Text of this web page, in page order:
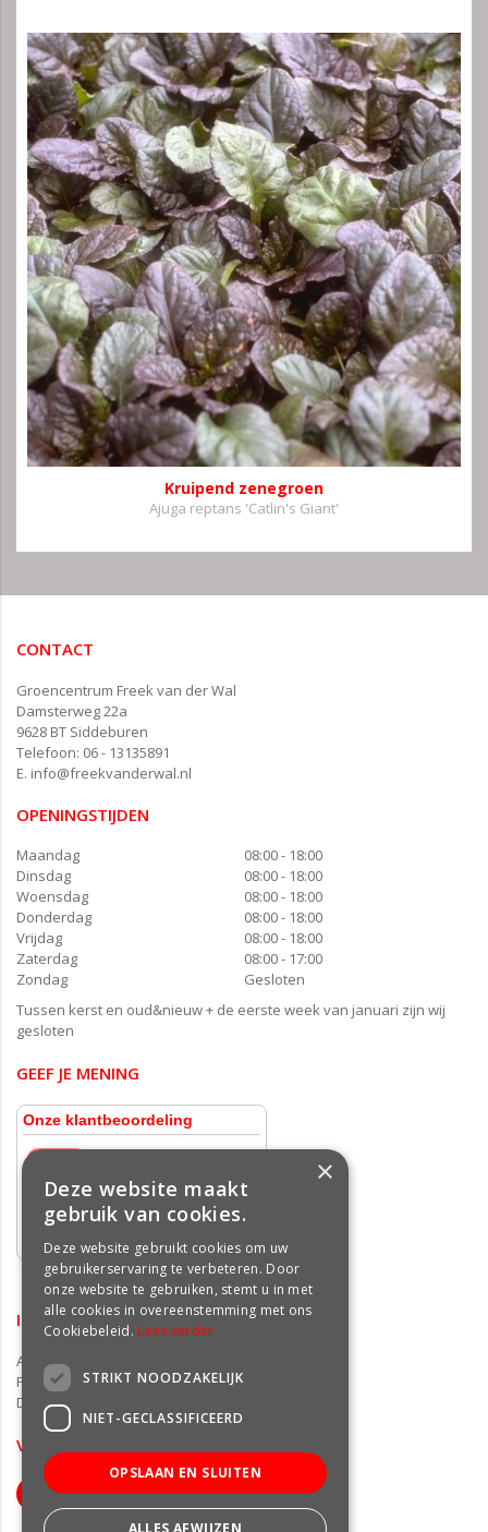
Kruipend zenegroen
Ajuga reptans 'Catlin's Giant'
CONTACT
Groencentrum Freek van der Wal
Damsterweg 22a
9628 BT Siddeburen
Telefoon: 06 - 13135891
E. info@freekvanderwal.nl
OPENINGSTIJDEN
Maandag
08:00 - 18:00
Dinsdag
08:00 - 18:00
Woensdag
08:00 - 18:00
Donderdag
08:00 - 18:00
Vrijdag
08:00 - 18:00
Zaterdag
08:00 - 17:00
Zondag
Gesloten
Tussen kerst en oud&nieuw + de eerste week van januari zijn wij
gesloten
GEEF JE MENING
INFORMATIE
Algemene voorwaarden
Privacy statement
Disclaimer
VOLG ONS OP FACEBOOK
×
Deze website maakt
gebruik van cookies.
Deze website gebruikt cookies om uw
gebruikerservaring te verbeteren. Door
onze website te gebruiken, stemt u in met
alle cookies in overeenstemming met ons
Cookiebeleid. Lees verder
STRIKT NOODZAKELIJK
NIET-GECLASSIFICEERD
OPSLAAN EN SLUITEN
ALLES AFWIJZEN